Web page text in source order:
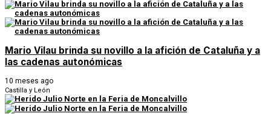
Mario Vilau brinda su novillo a la afición de Cataluña y a
las cadenas autonómicas
10 meses ago
Castilla y León